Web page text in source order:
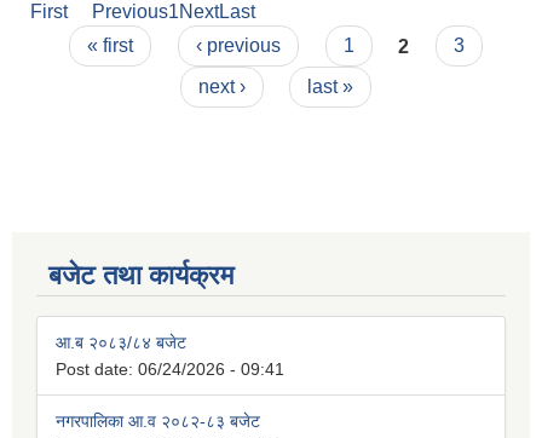
First Previous1NextLast
Pages
« first ‹ previous 1 2
3
next ›
last »
बजेट तथा कार्यक्रम
आ.ब २०८३/८४ बजेट
Post date: 06/24/2026 - 09:41
नगरपालिका आ.व २०८२-८३ बजेट